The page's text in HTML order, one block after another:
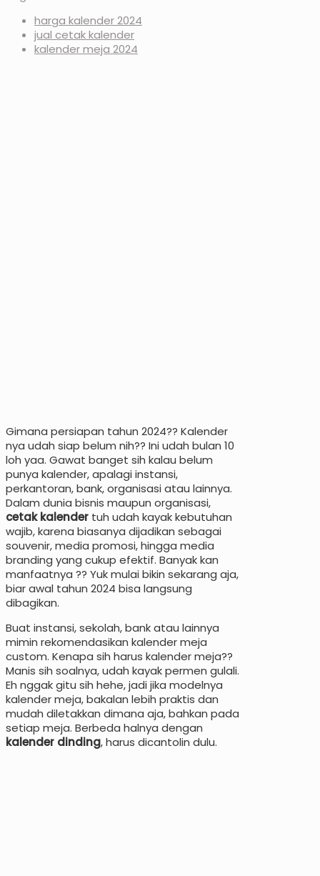
harga kalender 2024
jual cetak kalender
kalender meja 2024
Gimana persiapan tahun 2024?? Kalender
nya udah siap belum nih?? Ini udah bulan 10
loh yaa. Gawat banget sih kalau belum
punya kalender, apalagi instansi,
perkantoran, bank, organisasi atau lainnya.
Dalam dunia bisnis maupun organisasi,
cetak kalender tuh udah kayak kebutuhan
wajib, karena biasanya dijadikan sebagai
souvenir, media promosi, hingga media
branding yang cukup efektif. Banyak kan
manfaatnya ?? Yuk mulai bikin sekarang aja,
biar awal tahun 2024 bisa langsung
dibagikan.
Buat instansi, sekolah, bank atau lainnya
mimin rekomendasikan kalender meja
custom. Kenapa sih harus kalender meja??
Manis sih soalnya, udah kayak permen gulali.
Eh nggak gitu sih hehe, jadi jika modelnya
kalender meja, bakalan lebih praktis dan
mudah diletakkan dimana aja, bahkan pada
setiap meja. Berbeda halnya dengan
kalender dinding, harus dicantolin dulu.